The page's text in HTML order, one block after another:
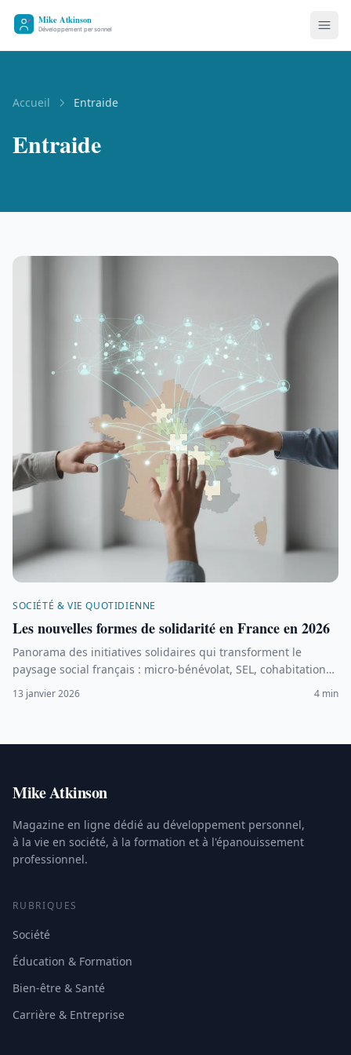
Accueil Entraide
Entraide
SOCIÉTÉ & VIE QUOTIDIENNE
Les nouvelles formes de solidarité en France en 2026
Panorama des initiatives solidaires qui transforment le
paysage social français : micro-bénévolat, SEL, cohabitation
intergénérationnelle.
13 janvier 2026 4 min
Mike Atkinson
Magazine en ligne dédié au développement personnel,
à la vie en société, à la formation et à l'épanouissement
professionnel.
RUBRIQUES
Société
Éducation & Formation
Bien-être & Santé
Carrière & Entreprise